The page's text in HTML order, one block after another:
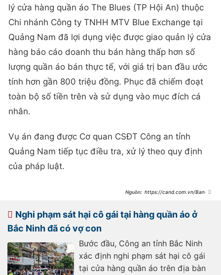
lý cửa hàng quần áo The Blues (TP Hội An) thuộc
Chi nhánh Công ty TNHH MTV Blue Exchange tại
Quảng Nam đã lợi dụng việc được giao quản lý cửa
hàng báo cáo doanh thu bán hàng thấp hơn số
lượng quần áo bán thực tế, với giá trị ban đầu ước
tính hơn gần 800 triệu đồng. Phục đã chiếm đoạt
toàn bộ số tiền trên và sử dụng vào mục đích cá
nhân.
Vụ án đang được Cơ quan CSĐT Công an tỉnh
Quảng Nam tiếp tục điều tra, xử lý theo quy định
của pháp luật.
https://cand.com.vn/Ban-
i748057/
Nghi phạm sát hại cô gái tại hàng quần áo ở
Bắc Ninh đã có vợ con
Bước đầu, Công an tỉnh Bắc Ninh
xác định nghi phạm sát hại cô gái
tại cửa hàng quần áo trên địa bàn